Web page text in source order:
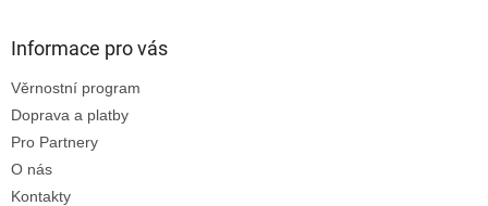
Informace pro vás
Věrnostní program
Doprava a platby
Pro Partnery
O nás
Kontakty